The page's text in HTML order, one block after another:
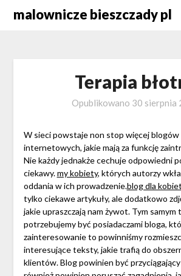
malownicze bieszczady pl
Terapia
Opublikowano 30 sierpnia
W sieci powstaje non stop więcej
internetowych, jakie mają za funkcję
Nie każdy jednakże cechuje odpowiedni
ciekawy.my kobiety, których autorzy
oddania w ich prowadzenie.blog dla kobiet
tylko ciekawe artykuły, ale dodatkowo
jakie upraszczają nam żywot. Tym samym
potrzebujemy być posiadaczami bloga,
zainteresowanie to powinniśmy
interesujące teksty, jakie trafią do
klientów. Blog powinien być